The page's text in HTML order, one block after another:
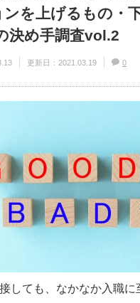
査vol.2
ンを上げるもの・
決め手調査vol.2
更新日： 2021.03.19 0
接しても、なかなか入職に